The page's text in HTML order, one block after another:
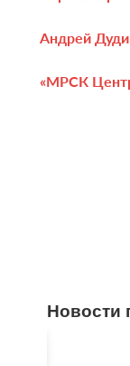
Андрей
«МРСК
Новости